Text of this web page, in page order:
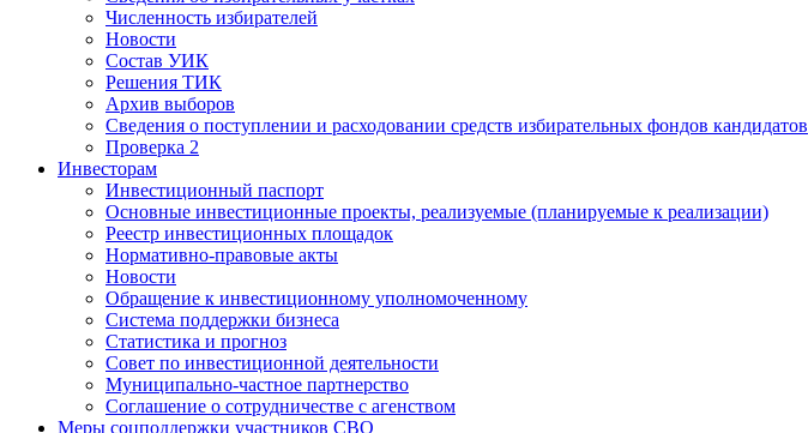
Численность избирателей
Новости
Состав УИК
Решения ТИК
Архив выборов
Сведения о поступлении и расходовании средств избирательных фондов кандидатов
Проверка 2
Инвесторам
Инвестиционный паспорт
Основные инвестиционные проекты, реализуемые (планируемые к реализации)
Реестр инвестиционных площадок
Нормативно-правовые акты
Новости
Обращение к инвестиционному уполномоченному
Система поддержки бизнеса
Статистика и прогноз
Совет по инвестиционной деятельности
Муниципально-частное партнерство
Соглашение о сотрудничестве с агенством
Меры соцподдержки участников СВО